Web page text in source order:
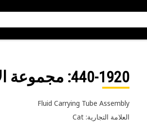
440-1920: مجموعة
Fluid Carrying Tube Assembly
العلامة التجارية: Cat